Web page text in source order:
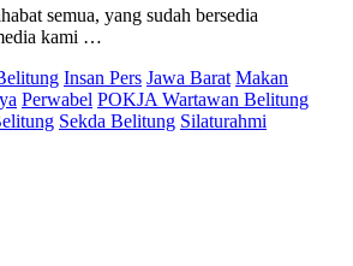
semua, yang sudah bersedia
kami …
Insan Pers Jawa Barat Makan
Perwabel POKJA Wartawan Belitung
Sekda Belitung Silaturahmi